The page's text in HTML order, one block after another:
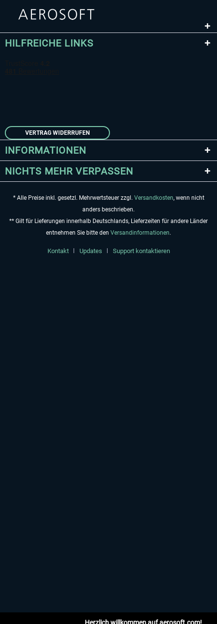
HILFREICHE LINKS
VERTRAG WIDERRUFEN
INFORMATIONEN
NICHTS MEHR VERPASSEN
* Alle Preise inkl. gesetzl. Mehrwertsteuer zzgl. Versandkosten, wenn nicht
anders beschrieben.
** Gilt für Lieferungen innerhalb Deutschlands, Lieferzeiten für andere Länder
entnehmen Sie bitte den Versandinformationen.
Kontakt Updates Support kontaktieren